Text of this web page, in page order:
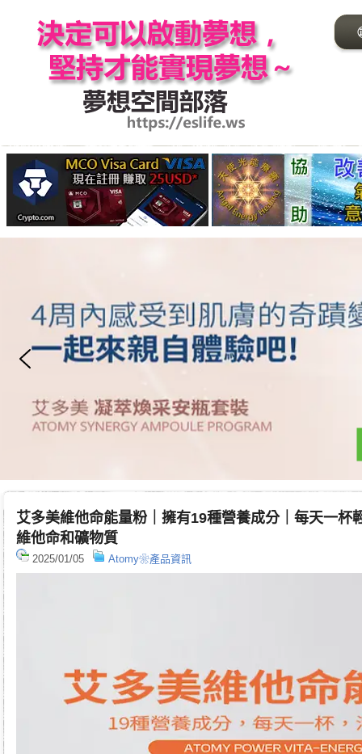
艾多美維他命能量粉｜擁有19種營養成分｜每天一杯
維他命和礦物質
2025/01/05 Atomy❀產品資訊